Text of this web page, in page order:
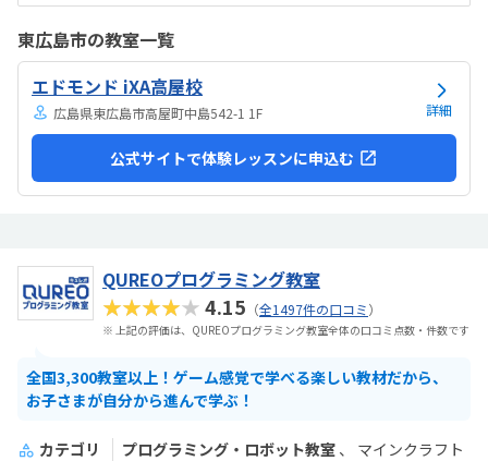
は一般的な料金だと思います。クエストをクリアしていくのが進んで
コンがないけれど、アルファベットを覚えたりタイピングができるよ
うになっているので良かったと思っています。特にありません。
東広島市の教室一覧
エドモンド iXA高屋校
広島県東広島市高屋町中島542-1 1F 詳細
公式サイトで体験レッスンに申込む
QUREOプログラミング教室
★★★★★4.15 （全1497件の口コミ）
※ 上記の評価は、QUREOプログラミング教室全体の口コミ点数・件数です
全国3,300教室以上！ゲーム感覚で学べる楽しい教材だから、
お子さまが自分から進んで学ぶ！
カテゴリ プログラミング・ロボット教室
マインクラフト